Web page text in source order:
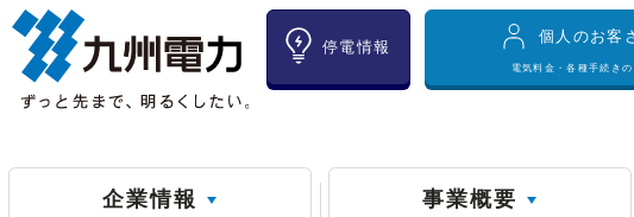
停電情報
個人のお客
電気料金・各種手続きの
企業情報 事業概要